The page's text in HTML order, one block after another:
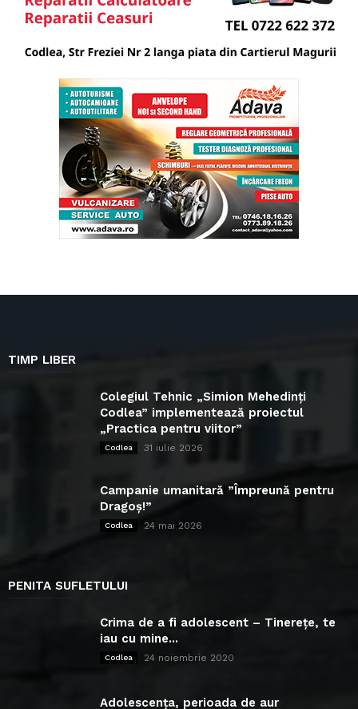
TIMP LIBER
Colegiul Tehnic „Simion Mehedinți
Codlea” implementează proiectul
„Practica pentru viitor”
Codlea 31 iulie 2026
Campanie umanitară ”Împreună pentru
Dragoș!”
Codlea 24 mai 2026
PENITA SUFLETULUI
Crima de a fi adolescent – Tinerețe, te
iau cu mine...
Codlea 24 noiembrie 2020
Adolescența, perioada de aur